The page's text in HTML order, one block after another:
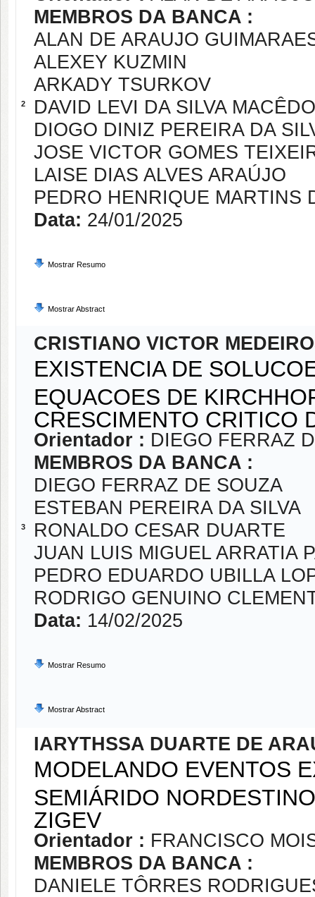
2
MEMBROS DA BANCA :
ALAN DE ARAUJO
ALEXEY KUZMIN
ARKADY TSURKOV
DAVID LEVI DA SILVA MACÊDO
DIOGO DINIZ PEREIRA DA
JOSE VICTOR GOMES
LAISE DIAS ALVES ARAÚJO
PEDRO HENRIQUE MARTINS
Data: 24/01/2025
Mostrar Resumo
Mostrar Abstract
3
CRISTIANO VICTOR
EXISTENCIA DE
EQUACOES DE
CRESCIMENTO CRITICO
Orientador : DIEGO FERRAZ
MEMBROS DA BANCA :
DIEGO FERRAZ DE SOUZA
ESTEBAN PEREIRA DA SILVA
RONALDO CESAR DUARTE
JUAN LUIS MIGUEL ARRATIA
PEDRO EDUARDO UBILLA
RODRIGO GENUINO
Data: 14/02/2025
Mostrar Resumo
Mostrar Abstract
IARYTHSSA DUARTE DE
MODELANDO EVENTOS
SEMIÁRIDO
ZIGEV
Orientador : FRANCISCO
MEMBROS DA BANCA :
DANIELE TÔRRES